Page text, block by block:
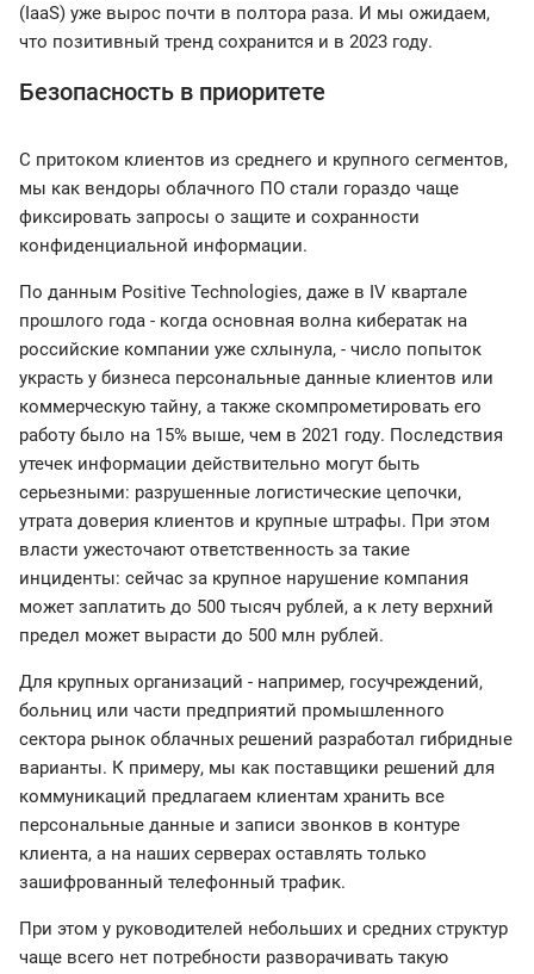
(IaaS) уже вырос почти в полтора раза. И мы ожидаем,
что позитивный тренд сохранится и в 2023 году.
Безопасность в приоритете
С притоком клиентов из среднего и крупного сегментов,
мы как вендоры облачного ПО стали гораздо чаще
фиксировать запросы о защите и сохранности
конфиденциальной информации.
По данным Positive Technologies, даже в IV квартале
прошлого года - когда основная волна кибератак на
российские компании уже схлынула, - число попыток
украсть у бизнеса персональные данные клиентов или
коммерческую тайну, а также скомпрометировать его
работу было на 15% выше, чем в 2021 году. Последствия
утечек информации действительно могут быть
серьезными: разрушенные логистические цепочки,
утрата доверия клиентов и крупные штрафы. При этом
власти ужесточают ответственность за такие
инциденты: сейчас за крупное нарушение компания
может заплатить до 500 тысяч рублей, а к лету верхний
предел может вырасти до 500 млн рублей.
Для крупных организаций - например, госучреждений,
больниц или части предприятий промышленного
сектора рынок облачных решений разработал гибридные
варианты. К примеру, мы как поставщики решений для
коммуникаций предлагаем клиентам хранить все
персональные данные и записи звонков в контуре
клиента, а на наших серверах оставлять только
зашифрованный телефонный трафик.
При этом у руководителей небольших и средних структур
чаще всего нет потребности разворачивать такую